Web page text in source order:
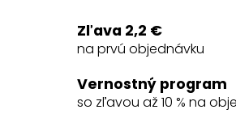
p
r
v
k
y
Zľava 2,2 €
na prvú objednávku
Vernostný program
so zľavou až 10 % na